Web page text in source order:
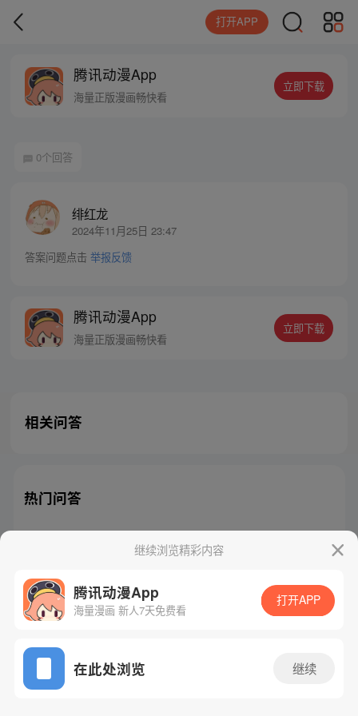
打开APP
腾讯动漫App
海量正版漫画畅快看
立即下载
0个回答
绯红龙
2024年11月25日 23:47
答案问题点击 举报反馈
腾讯动漫App
海量正版漫画畅快看
立即下载
相关问答
热门问答
继续浏览精彩内容
腾讯动漫App
海量漫画 新人7天免费看
打开APP
在此处浏览 继续
腾讯漫画 起点读书 QQ阅读
网站备案/许可证号：粤B2-20090059-5